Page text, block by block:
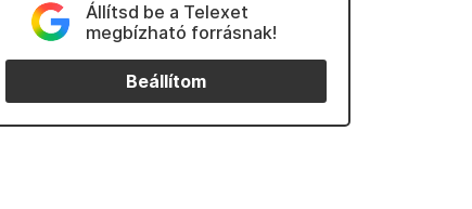
Állítsd be a Telexet
megbízható forrásnak!
Beállítom